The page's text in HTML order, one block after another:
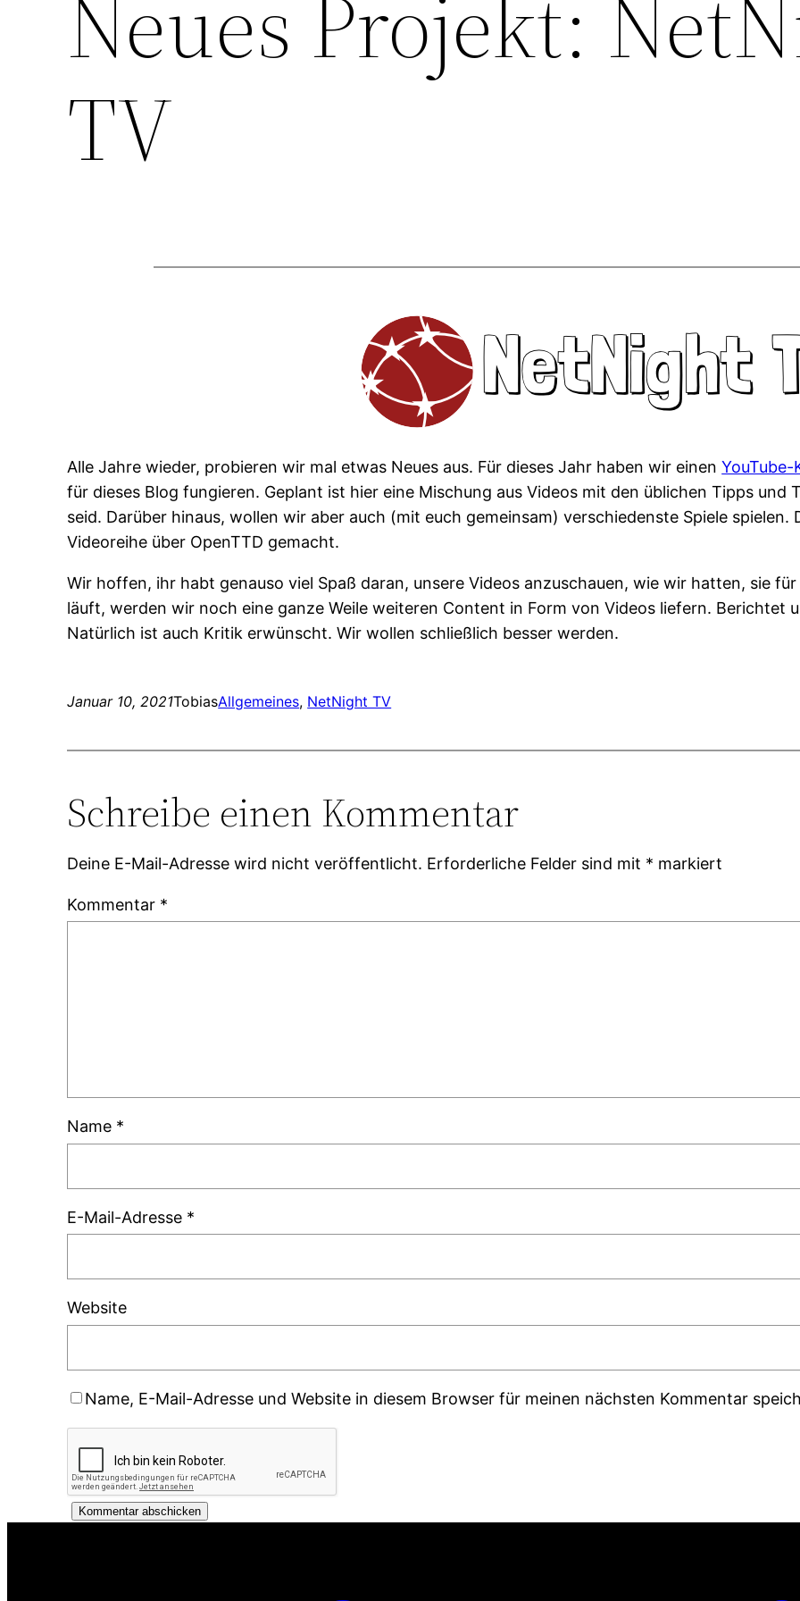
Neues Projekt:
TV
Alle Jahre wieder, probieren wir mal etwas Neues aus. Für dieses Jahr haben wir einenYouTube-
für dieses Blog fungieren. Geplant ist hier eine Mischung aus Videos mit den üblichen Tipps und
seid. Darüber hinaus, wollen wir aber auch (mit euch gemeinsam) verschiedenste Spiele spielen.
Videoreihe über OpenTTD gemacht.
Wir hoffen, ihr habt genauso viel Spaß daran, unsere Videos anzuschauen, wie wir hatten, sie
läuft, werden wir noch eine ganze Weile weiteren Content in Form von Videos liefern. Berichtet
Natürlich ist auch Kritik erwünscht. Wir wollen schließlich besser werden.
Januar 10, 2021TobiasAllgemeines, NetNight TV
Schreibe einen Kommentar
Deine E-Mail-Adresse wird nicht veröffentlicht. Erforderliche Felder sind mit * markiert
Kommentar *
Name *
E-Mail-Adresse *
Website
Name, E-Mail-Adresse und Website in diesem Browser für meinen nächsten Kommentar